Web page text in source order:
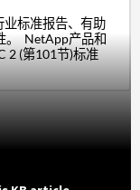
业标准报告、有助
。 NetApp产品和
2 (第101节)标准